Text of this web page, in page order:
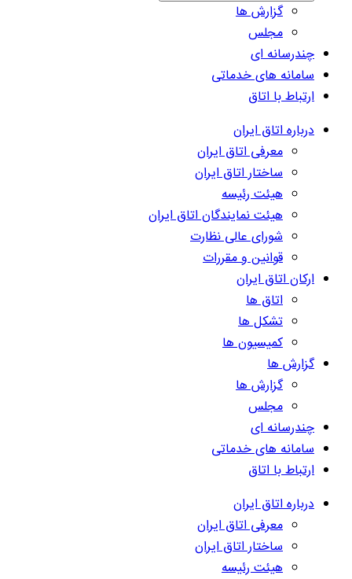
گزارش ها
مجلس
چندرسانه ای
سامانه های خدماتی
ارتباط با اتاق
درباره اتاق ایران
معرفی اتاق ایران
ساختار اتاق ایران
هیئت رئیسه
هیئت نمایندگان اتاق ایران
شورای عالی نظارت
قوانین و مقررات
ارکان اتاق ایران
اتاق ها
تشکل ها
کمیسیون ها
گزارش ها
گزارش ها
مجلس
چندرسانه ای
سامانه های خدماتی
ارتباط با اتاق
درباره اتاق ایران
معرفی اتاق ایران
ساختار اتاق ایران
هیئت رئیسه